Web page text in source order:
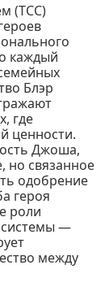
(ТСС)
каждый
Блэр
где
ценности.
Джоша,
но связанное
одобрение
героя
роли
системы —
между